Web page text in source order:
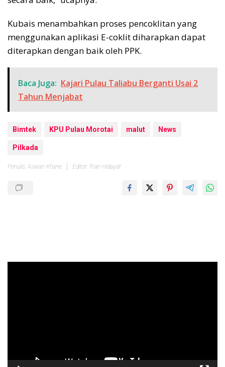
Kubais menambahkan proses pencoklitan yang
menggunakan aplikasi E-coklit diharapkan dapat
diterapkan dengan baik oleh PPK.
Baca Juga: Kajari Pulau Taliabu Berganti Usai 2
Tahun Menjabat
Bimtek KPU Pulau Morotai malut News
Pilkada
Penulis: Aswan Kharie Editor: Rian Hidayat